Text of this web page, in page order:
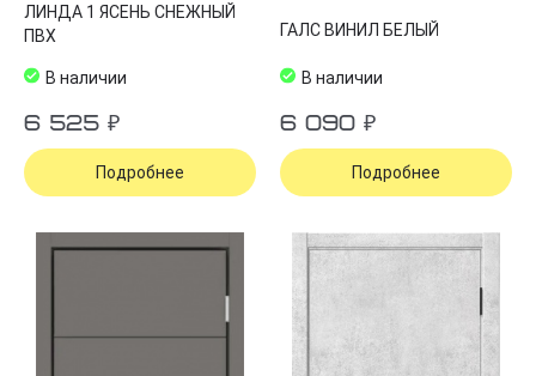
ЛИНДА 1 ЯСЕНЬ СНЕЖНЫЙ
ПВХ
В наличии
6 525 ₽
Подробнее
ГАЛС ВИНИЛ БЕЛЫЙ
В наличии
6 090 ₽
Подробнее